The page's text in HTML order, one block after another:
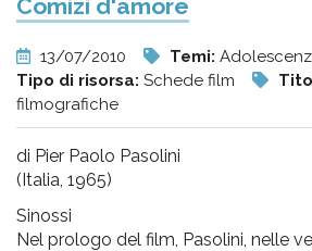
Comizi d'amore
13/07/2010 Temi:
Tipo di risorsa: Schede film
filmografiche
di Pier Paolo Pasolini
(Italia, 1965)
Sinossi
Nel prologo del film, Pasolini, nelle